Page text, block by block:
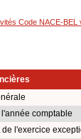
Code NACE-BEL
comptable
l'exercice